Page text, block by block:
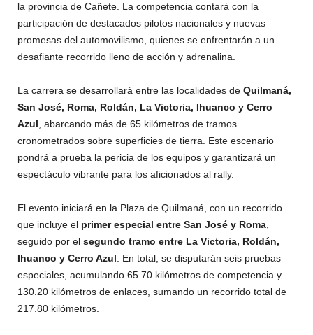
la provincia de Cañete. La competencia contará con la
participación de destacados pilotos nacionales y nuevas
promesas del automovilismo, quienes se enfrentarán a un
desafiante recorrido lleno de acción y adrenalina.
La carrera se desarrollará entre las localidades de Quilmaná,
San José, Roma, Roldán, La Victoria, Ihuanco y Cerro
Azul, abarcando más de 65 kilómetros de tramos
cronometrados sobre superficies de tierra. Este escenario
pondrá a prueba la pericia de los equipos y garantizará un
espectáculo vibrante para los aficionados al rally.
El evento iniciará en la Plaza de Quilmaná, con un recorrido
que incluye el primer especial entre San José y Roma,
seguido por el segundo tramo entre La Victoria, Roldán,
Ihuanco y Cerro Azul. En total, se disputarán seis pruebas
especiales, acumulando 65.70 kilómetros de competencia y
130.20 kilómetros de enlaces, sumando un recorrido total de
217.80 kilómetros.